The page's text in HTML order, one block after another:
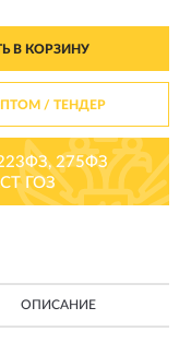
В КОРЗИНУ
/ ТЕНДЕР
275ФЗ
ГОЗ
ОПИСАНИЕ